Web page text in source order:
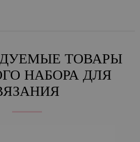
ТОВАРЫ
НАБОРА ДЛЯ